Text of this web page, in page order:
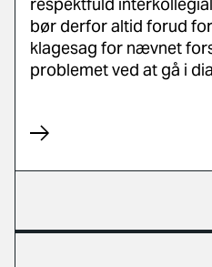
bør derfor altid forud
klagesag for nævnet
problemet ved at gå i